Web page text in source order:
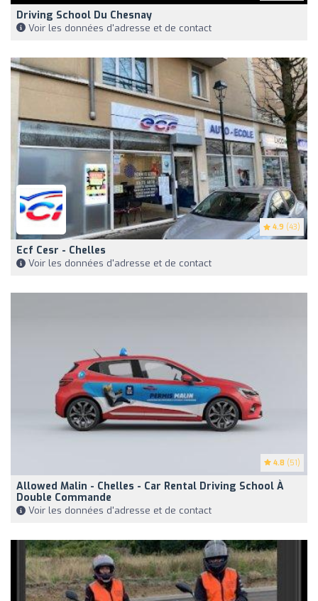
Driving School Du Chesnay
Voir les données d'adresse et de contact
4.9 (43)
Ecf Cesr - Chelles
Voir les données d'adresse et de contact
4.8 (51)
Allowed Malin - Chelles - Car Rental Driving School À
Double Commande
Voir les données d'adresse et de contact